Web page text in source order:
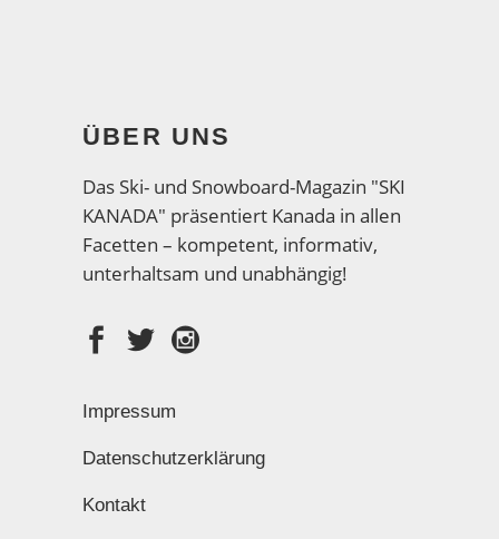
ÜBER UNS
Das Ski- und Snowboard-Magazin "SKI
KANADA" präsentiert Kanada in allen
Facetten – kompetent, informativ,
unterhaltsam und unabhängig!
Impressum
Datenschutzerklärung
Kontakt